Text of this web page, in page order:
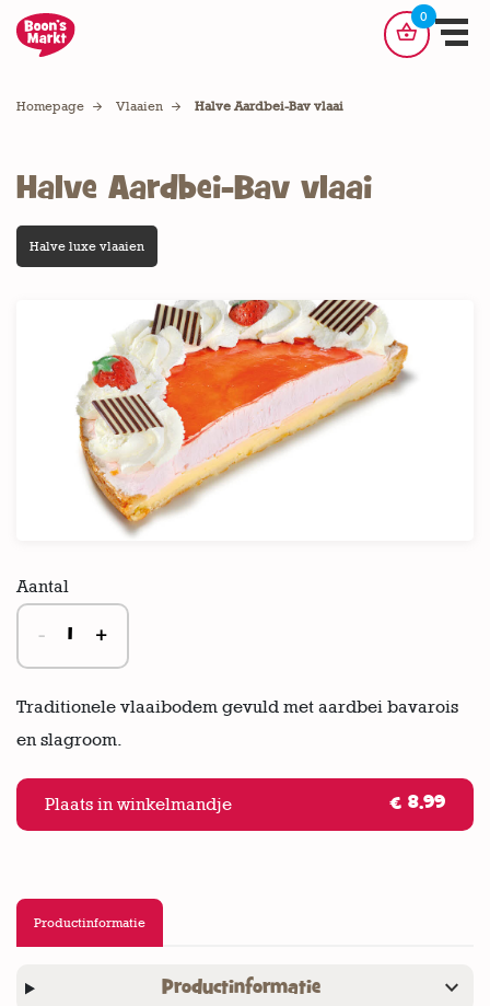
shopping_basket
0 artikelen
Homepage Vlaaien Halve Aardbei-Bav vlaai
Halve Aardbei-Bav vlaai
Halve luxe vlaaien
Aantal
- +
Traditionele vlaaibodem gevuld met aardbei bavarois
en slagroom.
Plaats in winkelmandje € 8.99
Productinformatie
Productinformatie expand_more